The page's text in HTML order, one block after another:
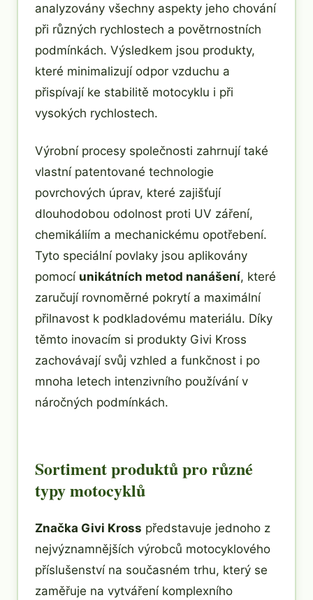
analyzovány všechny aspekty jeho chování
při různých rychlostech a povětrnostních
podmínkách. Výsledkem jsou produkty,
které minimalizují odpor vzduchu a
přispívají ke stabilitě motocyklu i při
vysokých rychlostech.
Výrobní procesy společnosti zahrnují také
vlastní patentované technologie
povrchových úprav, které zajišťují
dlouhodobou odolnost proti UV záření,
chemikáliím a mechanickému opotřebení.
Tyto speciální povlaky jsou aplikovány
pomocí unikátních metod nanášení, které
zaručují rovnoměrné pokrytí a maximální
přilnavost k podkladovému materiálu. Díky
těmto inovacím si produkty Givi Kross
zachovávají svůj vzhled a funkčnost i po
mnoha letech intenzivního používání v
náročných podmínkách.
Sortiment produktů pro různé
typy motocyklů
Značka Givi Kross představuje jednoho z
nejvýznamnějších výrobců motocyklového
příslušenství na současném trhu, který se
zaměřuje na vytváření komplexního